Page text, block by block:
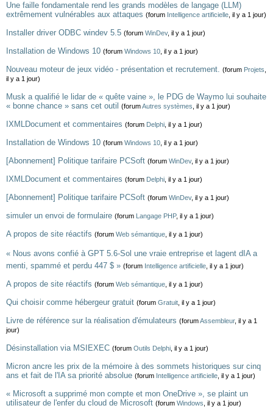
Une faille fondamentale rend les grands modèles de langage (LLM)
extrêmement vulnérables aux attaques (forum Intelligence artificielle , il y a 1 jour)
Installer driver ODBC windev 5.5 (forum WinDev, il y a 1 jour)
Installation de Windows 10 (forum Windows 10 , il y a 1 jour)
Nouveau moteur de jeux vidéo - présentation et recrutement. (forum Projets
il y a 1 jour)
Musk a qualifié le lidar de « quête vaine », le PDG de Waymo lui souhaite
« bonne chance » sans cet outil
(forumAutres systèmes , il y a 1 jour)
IXMLDocument et commentaires (forum Delphi , il y a 1 jour)
Installation de Windows 10 (forum Windows 10 , il y a 1 jour)
[Abonnement] Politique tarifaire PCSoft (forum WinDev, il y a 1 jour)
IXMLDocument et commentaires (forum Delphi , il y a 1 jour)
[Abonnement] Politique tarifaire PCSoft (forum WinDev, il y a 1 jour)
simuler un envoi de formulaire (forum Langage PHP, il y a 1 jour)
A propos de site réactifs (forum Web sémantique , il y a 1 jour)
« Nous avons confié à GPT 5.6-Sol une vraie entreprise et lagent dIA a
menti, spammé et perdu 447 $ » (forum Intelligence artificielle , il y a 1 jour)
A propos de site réactifs (forum Web sémantique , il y a 1 jour)
Qui choisir comme hébergeur gratuit (forum Gratuit , il y a 1 jour)
Livre de référence sur la réalisation d'émulateurs (forumAssembleur, il y a 1
jour)
Désinstallation via MSIEXEC (forum Outils Delphi , il y a 1 jour)
Micron ancre les prix de la mémoire à des sommets historiques sur cinq
ans et fait de l'IA sa priorité absolue (forum Intelligence artificielle , il y a 1 jour)
« Microsoft a supprimé mon compte et mon OneDrive », se plaint un
utilisateur de l'enfer du cloud de Microsoft (forum Windows , il y a 1 jour)